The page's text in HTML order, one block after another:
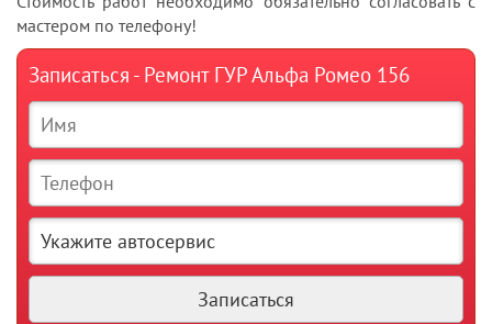
мастером по телефону!
Записаться - Ремонт ГУР Альфа Ромео 156